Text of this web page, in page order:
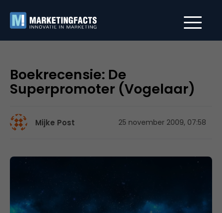
Boekrecensie: De
Superpromoter (Vogelaar)
Mijke Post 25 november 2009, 07:58